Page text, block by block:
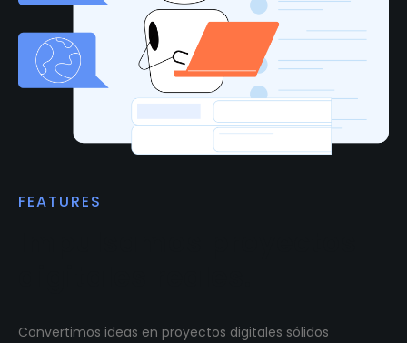
FEATURES
Convertimos ideas en proyectos digitales sólidos